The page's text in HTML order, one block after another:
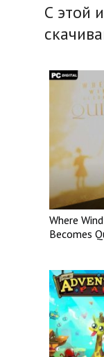
С этой
Where Wind
Becomes